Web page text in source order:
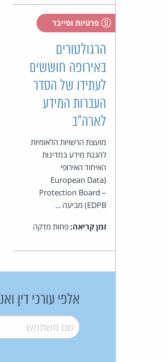
פרטיות וסייבר
הרגולטורים
באירופה חוששים
לעתידו של הסדר
העברות המידע
לארה"ב
מועצת הרשויות הלאומיות
להגנת מידע במדינות
האיחוד האירופי
(European Data
Protection Board –
EDPB) מביעה ...
זמן קריאה:פחות מדקה
אלפי עורכי דין
שם משתמש*